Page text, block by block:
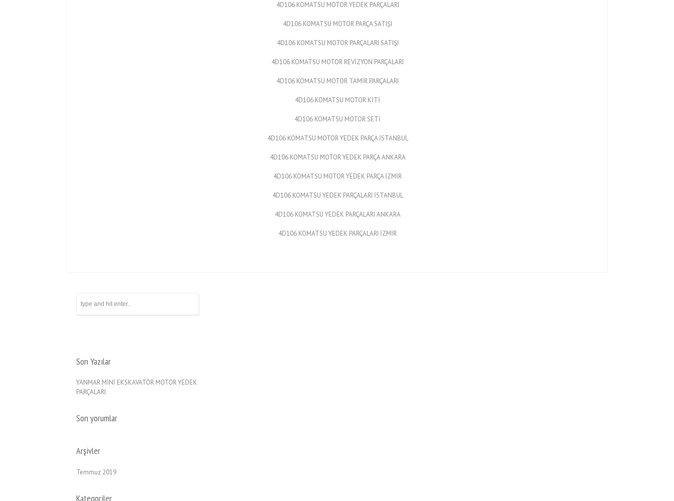
4D106 KOMATSU MOTOR YEDEK PARÇALARI
4D106 KOMATSU MOTOR PARÇA SATIŞI
4D106 KOMATSU MOTOR PARÇALARI SATIŞI
4D106 KOMATSU MOTOR REVİZYON PARÇALARI
4D106 KOMATSU MOTOR TAMİR PARÇALARI
4D106 KOMATSU MOTOR KİTİ
4D106 KOMATSU MOTOR SETİ
4D106 KOMATSU MOTOR YEDEK PARÇA İSTANBUL
4D106 KOMATSU MOTOR YEDEK PARÇA ANKARA
4D106 KOMATSU MOTOR YEDEK PARÇA İZMİR
4D106 KOMATSU YEDEK PARÇALARI İSTANBUL
4D106 KOMATSU YEDEK PARÇALARI ANKARA
4D106 KOMATSU YEDEK PARÇALARI İZMİR
Son Yazılar
YANMAR MİNİ EKSKAVATÖR MOTOR YEDEK
PARÇALARI
Son yorumlar
Arşivler
Temmuz 2019
Kategoriler